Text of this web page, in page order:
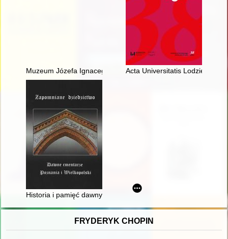
Muzeum Józefa Ignacego Kraszewskiego w Romanowie
Acta Universitatis Lodziensis.
Historia i pamięć dawnych cmentarzy Ziemi Namysłowskiej
FRYDERYK CHOPIN